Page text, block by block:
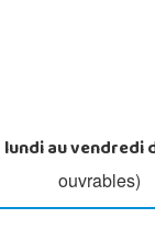
lundi au vendredi
ouvrables)